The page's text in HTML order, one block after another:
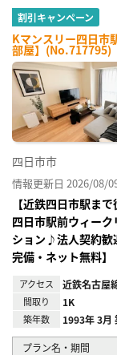
割引キャンペーン
Kマンスリー四日市
部屋】(No.717795)
四日市市
情報更新日 2026/08/
【近鉄四日市駅ま
四日市駅前ウィー
ション♪法人契約歓
完備・ネット無料】
アクセス 近鉄名古屋
間取り 1K
築年数 1993年 3月
プラン名・期間